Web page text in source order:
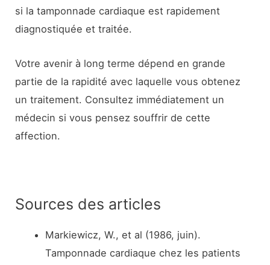
si la tamponnade cardiaque est rapidement
diagnostiquée et traitée.
Votre avenir à long terme dépend en grande
partie de la rapidité avec laquelle vous obtenez
un traitement. Consultez immédiatement un
médecin si vous pensez souffrir de cette
affection.
Sources des articles
Markiewicz, W., et al (1986, juin).
Tamponnade cardiaque chez les patients